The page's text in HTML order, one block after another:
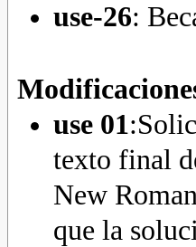
use-26:
use 01
texto final
New
que la